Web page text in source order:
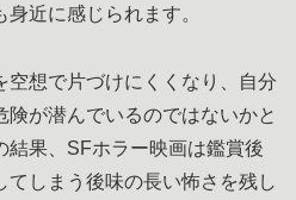
近に感じられます。
空想で片づけにくくなり、自分
険が潜んでいるのではないかと
結果、SFホラー映画は鑑賞後
てしまう後味の長い怖さを残し